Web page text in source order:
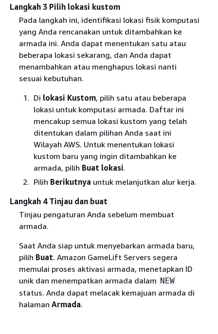
Langkah 3 Pilih lokasi kustom
Pada langkah ini, identifikasi lokasi fisik komputasi
yang Anda rencanakan untuk ditambahkan ke
armada ini. Anda dapat menentukan satu atau
beberapa lokasi sekarang, dan Anda dapat
menambahkan atau menghapus lokasi nanti
sesuai kebutuhan.
Di lokasi Kustom, pilih satu atau beberapa
lokasi untuk komputasi armada. Daftar ini
mencakup semua lokasi kustom yang telah
ditentukan dalam pilihan Anda saat ini
Wilayah AWS. Untuk menentukan lokasi
kustom baru yang ingin ditambahkan ke
armada, pilih Buat lokasi.
Pilih Berikutnya untuk melanjutkan alur kerja.
Langkah 4 Tinjau dan buat
Tinjau pengaturan Anda sebelum membuat
armada.
Saat Anda siap untuk menyebarkan armada baru,
pilih Buat. Amazon GameLift Servers segera
memulai proses aktivasi armada, menetapkan ID
unik dan menempatkan armada dalam NEW
status. Anda dapat melacak kemajuan armada di
halaman Armada.